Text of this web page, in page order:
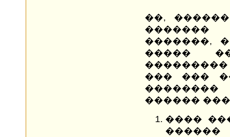
��,
�������
�������,
�����
��� ���
������
����
������